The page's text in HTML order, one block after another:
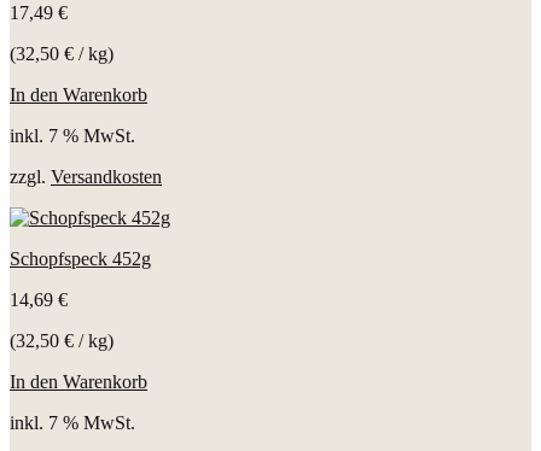
17,49 €
(32,50 € /kg)
In den Warenkorb
inkl. 7 % MwSt.
zzgl. Versandkosten
Schopfspeck 452g
14,69 €
(32,50 € /kg)
In den Warenkorb
inkl. 7 % MwSt.